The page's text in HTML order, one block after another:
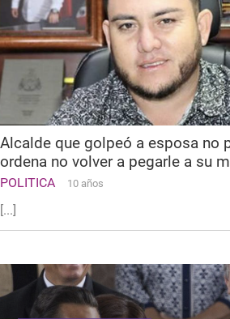
Alcalde que golpeó a esposa no
ordena no volver a pegarle a su
POLITICA 10 años
[...]